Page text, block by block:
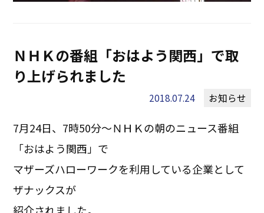
ＮＨＫの番組「おはよう関西」で取
り上げられました
2018.07.24 お知らせ
7月24日、7時50分～ＮＨＫの朝のニュース番組
「おはよう関西」で
マザーズハローワークを利用している企業として
ザナックスが
紹介されました。